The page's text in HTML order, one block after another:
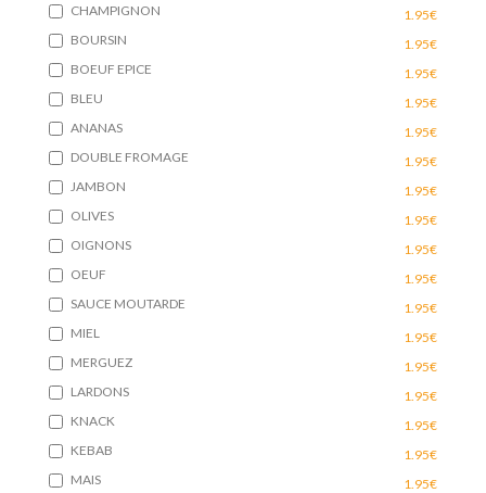
CHAMPIGNON
1.95€
BOURSIN
1.95€
BOEUF EPICE
1.95€
BLEU
1.95€
ANANAS
1.95€
DOUBLE FROMAGE
1.95€
JAMBON
1.95€
OLIVES
1.95€
OIGNONS
1.95€
OEUF
1.95€
SAUCE MOUTARDE
1.95€
MIEL
1.95€
MERGUEZ
1.95€
LARDONS
1.95€
KNACK
1.95€
KEBAB
1.95€
MAIS
1.95€